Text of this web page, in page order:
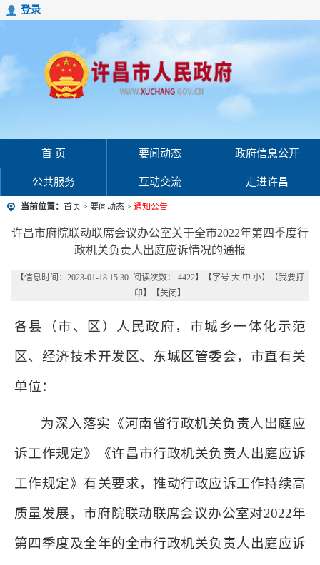
登录
首 页 要闻动态 政府信息公开
公共服务 互动交流 走进许昌
当前位置： 首页 > 要闻动态 > 通知公告
许昌市府院联动联席会议办公室关于全市2022年第四季度行
政机关负责人出庭应诉情况的通报
【信息时间：2023-01-18 15:30 阅读次数： 4422】【字号 大 中 小】【我要打
印】【关闭 】
各县（市、区）人民政府，市城乡一体化示范
区、经济技术开发区、东城区管委会，市直有关
单位：
为深入落实《河南省行政机关负责人出庭应
诉工作规定》《许昌市行政机关负责人出庭应诉
工作规定》有关要求，推动行政应诉工作持续高
质量发展，市府院联动联席会议办公室对2022年
第四季度及全年的全市行政机关负责人出庭应诉